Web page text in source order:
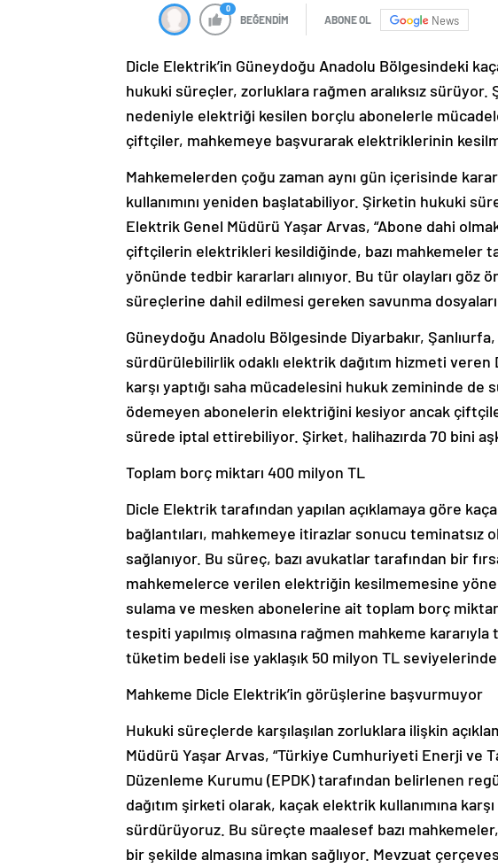
0
BEĞENDİM ABONE OL News
Dicle Elektrik’in Güneydoğu Anadolu Bölgesindeki
hukuki süreçler, zorluklara rağmen aralıksız sürüyor.
nedeniyle elektriği kesilen borçlu abonelerle
çiftçiler, mahkemeye başvurarak elektriklerinin
Mahkemelerden çoğu zaman aynı gün içerisinde
kullanımını yeniden başlatabiliyor. Şirketin hukuki
Elektrik Genel Müdürü Yaşar Arvas, “Abone dahi
çiftçilerin elektrikleri kesildiğinde, bazı mahkemeler
yönünde tedbir kararları alınıyor. Bu tür olayları göz
süreçlerine dahil edilmesi gereken savunma
Güneydoğu Anadolu Bölgesinde Diyarbakır,
sürdürülebilirlik odaklı elektrik dağıtım hizmeti
karşı yaptığı saha mücadelesini hukuk zemininde de
ödemeyen abonelerin elektriğini kesiyor ancak
sürede iptal ettirebiliyor. Şirket, halihazırda 70 bini
Toplam borç miktarı 400 milyon TL
Dicle Elektrik tarafından yapılan açıklamaya göre
bağlantıları, mahkemeye itirazlar sonucu
sağlanıyor. Bu süreç, bazı avukatlar tarafından bir
mahkemelerce verilen elektriğin kesilmemesine
sulama ve mesken abonelerine ait toplam borç
tespiti yapılmış olmasına rağmen mahkeme
tüketim bedeli ise yaklaşık 50 milyon TL
Mahkeme Dicle Elektrik’in görüşlerine başvurmuyor
Hukuki süreçlerde karşılaşılan zorluklara ilişkin
Müdürü Yaşar Arvas, “Türkiye Cumhuriyeti Enerji ve
Düzenleme Kurumu (EPDK) tarafından belirlenen
dağıtım şirketi olarak, kaçak elektrik kullanımına
sürdürüyoruz. Bu süreçte maalesef bazı
bir şekilde almasına imkan sağlıyor. Mevzuat